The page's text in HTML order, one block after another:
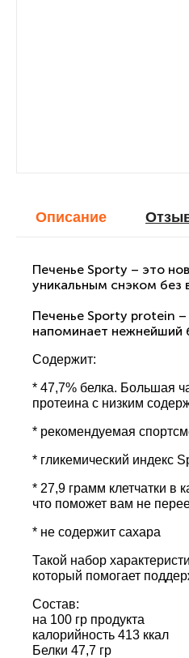
Описание
Печенье Sporty – это
уникальным снэком без
Печенье Sporty protein –
напоминает нежнейший
Содержит:
* 47,7% белка. Большая
протеина с низким
* рекомендуемая
* гликемический индекс
* 27,9 грамм клетчатки в
что поможет вам не
* не содержит сахара
Такой набор
который помогает
Состав:
на 100 гр продукта
калорийность 413 ккал
Белки 47,7 гр